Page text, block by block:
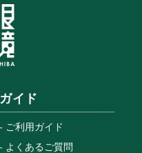
ガイド
ご利用ガイド
よくあるご質問